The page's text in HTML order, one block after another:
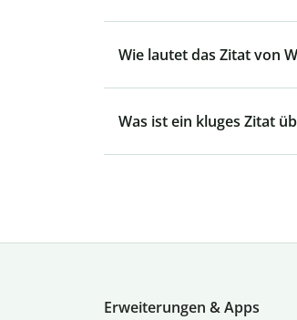
Wie lautet das Zitat von
Was ist ein kluges Zitat
Erweiterungen & Apps